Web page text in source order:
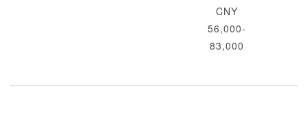
CNY
56,000-
83,000